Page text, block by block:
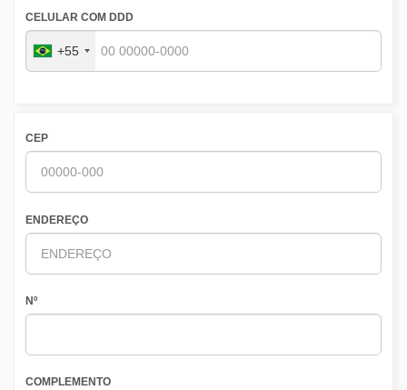
CELULAR COM DDD
+55
CEP
ENDEREÇO
Nº
COMPLEMENTO